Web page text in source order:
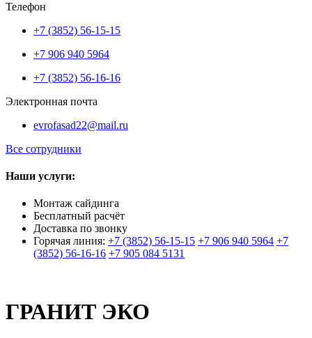
Телефон
+7 (3852) 56-15-15
+7 906 940 5964
+7 (3852) 56-16-16
Электронная почта
evrofasad22@mail.ru
Все сотрудники
Наши услуги:
Монтаж сайдинга
Бесплатный расчёт
Доставка по звонку
Горячая линия: +7 (3852) 56-15-15 +7 906 940 5964 +7
(3852) 56-16-16 +7 905 084 5131
ГРАНИТ ЭКО